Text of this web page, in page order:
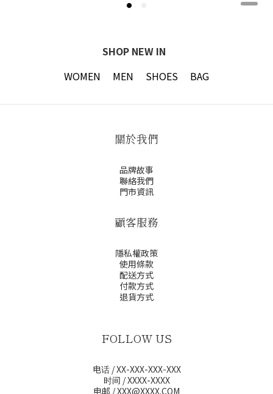
SHOP NEW IN
WOMEN
MEN SHOES BAG
關於我們
品牌故事
聯絡我們
門市資訊
顧客服務
隱私權政策
使用條款
配送方式
付款方式
退貨方式
FOLLOW US
电话 / XX-XXX-XXX-XXX
时间 / XXXX-XXXX
电邮 / XXX@XXXX.COM